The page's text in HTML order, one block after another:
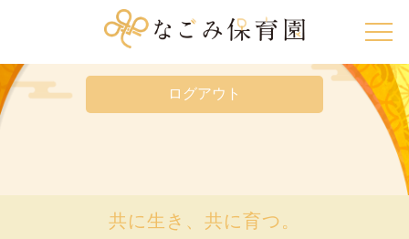
ログアウトボタンを押して「なごみ保育園保護者専用ペ
ージ」 ログインフォームよりログインし直してくださ
ログアウト
共に生き、共に育つ。